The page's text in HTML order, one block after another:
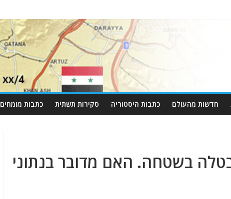
חדשות מהעולם כתבות היסטוריה סקירות תשתית כתבות מומחים
בשטחה. האם מדובר בנתוני